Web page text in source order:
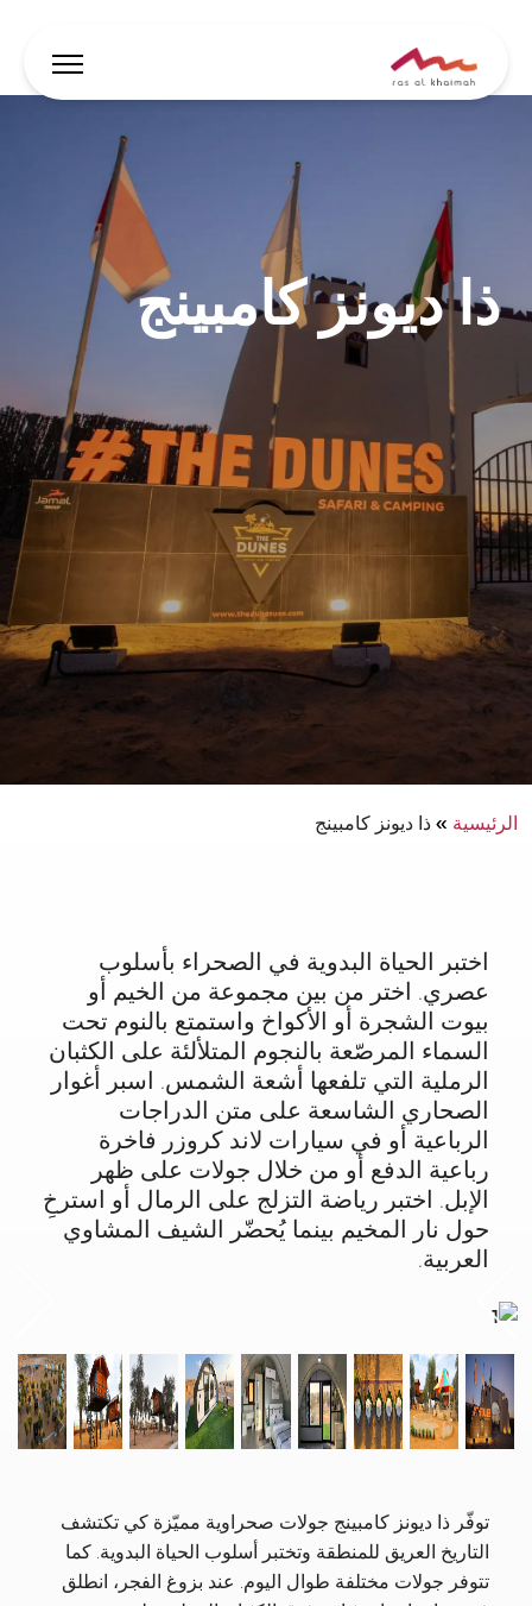
دع الإلهام يقودك
أين تقيم
أبرز الفعاليات والأنشطة
🇸🇦
AR الفعاليات يبحث
ذا ديونز كامبينج
الرئيسية»ذا ديونز كامبينج
اختبر الحياة البدوية في الصحراء بأسلوب
عصري. اختر من بين مجموعة من الخيم أو
بيوت الشجرة أو الأكواخ واستمتع بالنوم تحت
السماء المرصّعة بالنجوم المتلألئة على الكثبان
الرملية التي تلفعها أشعة الشمس. اسبر أغوار
الصحاري الشاسعة على متن الدراجات
الرباعية أو في سيارات لاند كروزر فاخرة
رباعية الدفع أو من خلال جولات على ظهر
الإبل. اختبر رياضة التزلج على الرمال أو استرخِ
حول نار المخيم بينما يُحضّر الشيف المشاوي
العربية.
Previous
توفّر ذا ديونز كامبينج جولات صحراوية مميّزة كي تكتشف
التاريخ العريق للمنطقة وتختبر أسلوب الحياة البدوية. كما
تتوفر جولات مختلفة طوال اليوم. عند بزوغ الفجر، انطلق